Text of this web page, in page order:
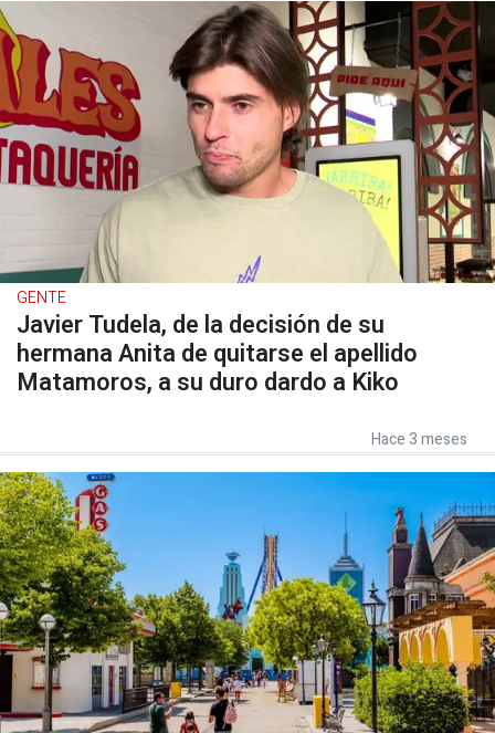
GENTE
Javier Tudela, de la decisión de su
hermana Anita de quitarse el apellido
Matamoros, a su duro dardo a Kiko
Hace 3 meses